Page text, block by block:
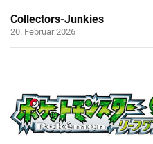
Collectors-Junkies
20. Februar 2026